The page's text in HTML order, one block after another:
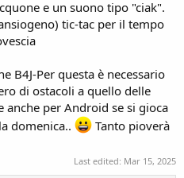
e un suono tipo "ciak".
tic-tac per il tempo
B4J-Per questa è necessario
di ostacoli a quello delle
anche per Android se si gioca
domenica..
Tanto pioverà
Last edited: Mar 15, 2025